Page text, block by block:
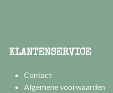
KLANTENSERVICE
Contact
Algemene voorwaarden